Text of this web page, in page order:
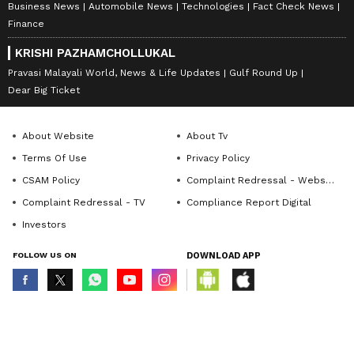
Business News Automobile News Technologies
Fact Check News
Finance
KRISHI PAZHAMCHOLLUKAL
Pravasi Malayali World, News & Life Updates
Gulf Round Up
Dear Big Ticket
About Website
About Tv
Terms Of Use
Privacy Policy
CSAM Policy
Complaint Redressal - Website
Complaint Redressal - TV
Compliance Report Digital
Investors
FOLLOW US ON DOWNLOAD APP